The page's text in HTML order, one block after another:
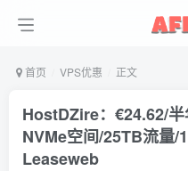
首页 VPS优惠 正文
HostDZire：€24.62/
NVMe空间/25TB流量
Leaseweb